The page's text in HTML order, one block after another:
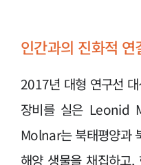
인간과의 진화적 연
2017년 대형 연구선
장비를 실은 Leonid
Molnar는 북태평양과
해양 생물을 채집하고,